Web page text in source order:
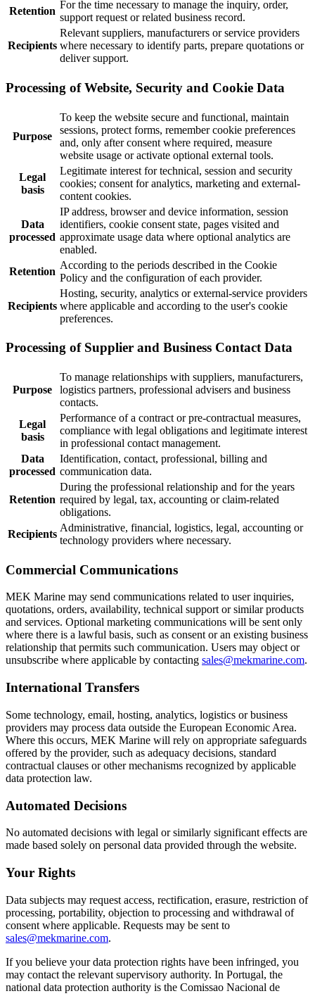
Retention
For the time necessary to manage the inquiry, order,
support request or related business record.
Recipients
Relevant suppliers, manufacturers or service providers
where necessary to identify parts, prepare quotations or
deliver support.
Processing of Website, Security and Cookie Data
Purpose
To keep the website secure and functional, maintain
sessions, protect forms, remember cookie preferences
and, only after consent where required, measure
website usage or activate optional external tools.
Legal
basis
Legitimate interest for technical, session and security
cookies; consent for analytics, marketing and external-
content cookies.
Data
processed
IP address, browser and device information, session
identifiers, cookie consent state, pages visited and
approximate usage data where optional analytics are
enabled.
Retention
According to the periods described in the Cookie
Policy and the configuration of each provider.
Recipients
Hosting, security, analytics or external-service providers
where applicable and according to the user's cookie
preferences.
Processing of Supplier and Business Contact Data
Purpose
To manage relationships with suppliers, manufacturers,
logistics partners, professional advisers and business
contacts.
Legal
basis
Performance of a contract or pre-contractual measures,
compliance with legal obligations and legitimate interest
in professional contact management.
Data
processed
Identification, contact, professional, billing and
communication data.
Retention
During the professional relationship and for the years
required by legal, tax, accounting or claim-related
obligations.
Recipients
Administrative, financial, logistics, legal, accounting or
technology providers where necessary.
Commercial Communications
MEK Marine may send communications related to user inquiries,
quotations, orders, availability, technical support or similar products
and services. Optional marketing communications will be sent only
where there is a lawful basis, such as consent or an existing business
relationship that permits such communication. Users may object or
unsubscribe where applicable by contacting sales@mekmarine.com.
International Transfers
Some technology, email, hosting, analytics, logistics or business
providers may process data outside the European Economic Area.
Where this occurs, MEK Marine will rely on appropriate safeguards
offered by the provider, such as adequacy decisions, standard
contractual clauses or other mechanisms recognized by applicable
data protection law.
Automated Decisions
No automated decisions with legal or similarly significant effects are
made based solely on personal data provided through the website.
Your Rights
Data subjects may request access, rectification, erasure, restriction of
processing, portability, objection to processing and withdrawal of
consent where applicable. Requests may be sent to
sales@mekmarine.com.
If you believe your data protection rights have been infringed, you
may contact the relevant supervisory authority. In Portugal, the
national data protection authority is the Comissao Nacional de